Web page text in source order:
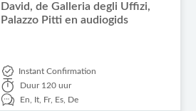
David, de Galleria degli Uffizi,
Palazzo Pitti en audiogids
Instant Confirmation
Duur 120 uur
En,
It, Fr, Es, De